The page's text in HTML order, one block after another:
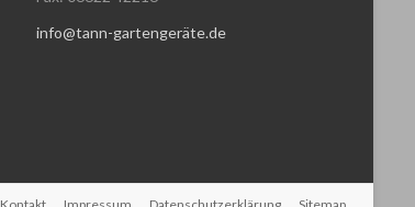
info@tann-gartengeräte.de